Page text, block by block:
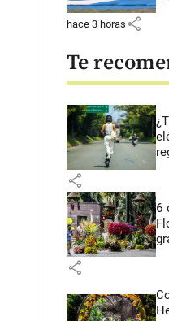
hace 3 horas share
Te
share
6
share